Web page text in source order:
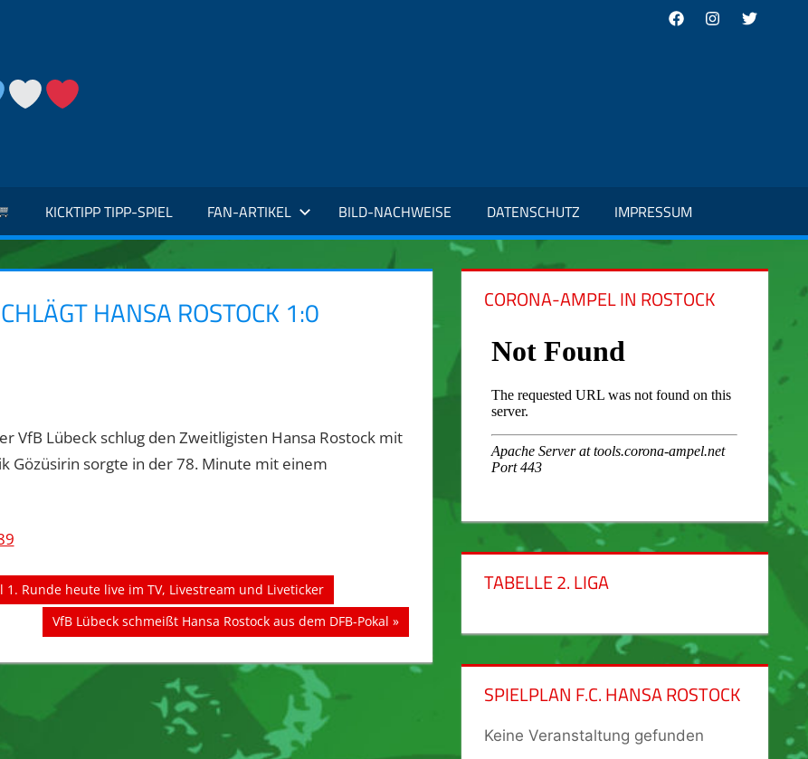
FacebookInstagram
Twitter
KICKTIPP TIPP-SPIEL FAN-ARTIKEL BILD-NACHWEISE DATENSCHUTZ IMPRESSUM
HANSA ROSTOCK 1:0
VfB Lübeck schlug den Zweitligisten Hansa Rostock mit
Gözüsirin sorgte in der 78. Minute mit einem
1. Runde heute live im TV, Livestream und Liveticker
Nächster
Beitrag:
VfB Lübeck schmeißt Hansa Rostock aus dem DFB-Pokal
CORONA-AMPEL IN ROSTOCK
TABELLE 2. LIGA
SPIELPLAN F.C. HANSA ROSTOCK
Keine Veranstaltung gefunden